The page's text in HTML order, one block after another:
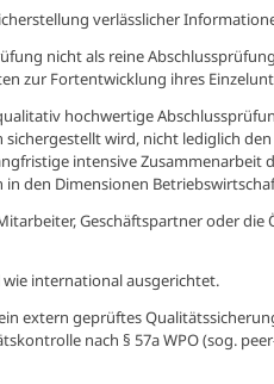
verlässlicher
nicht als reine
zur Fortentwicklung ihres
hochwertige
wird, nicht lediglich
intensive Zusammenarbeit
den Dimensionen
Geschäftspartner oder
international ausgerichtet.
extern geprüftes
nach § 57a WPO (sog.